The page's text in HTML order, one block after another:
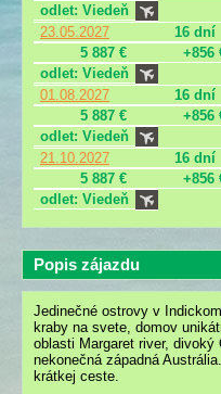
odlet: Viedeň
23.05.2027
16 dní
5 887 €
+856
odlet: Viedeň
01.08.2027
16 dní
5 887 €
+856
odlet: Viedeň
21.10.2027
16 dní
5 887 €
+856
odlet: Viedeň
Popis zájazdu
Jedinečné ostrovy v
kraby na svete, domov
oblasti Margaret river,
nekonečná západná
krátkej ceste.